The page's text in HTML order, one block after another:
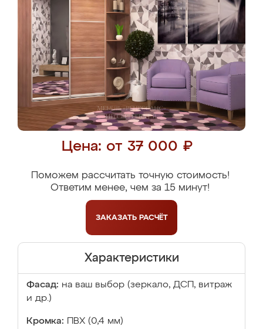
Цена: от 37 000 ₽
Поможем рассчитать точную стоимость!
Ответим менее, чем за 15 минут!
ЗАКАЗАТЬ РАСЧЁТ
Характеристики
Фасад: на ваш выбор (зеркало, ДСП, витраж
и др.)
Кромка: ПВХ (0,4 мм)